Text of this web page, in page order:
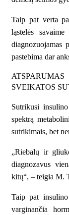
Taip pat verta
ląstelės
diagnozuojamas
pastebima dar
SVEIKATOS
Sutrikusi
spektrą
sutrikimais, bet
„Riebalų ir
diagnozavus
kitų“, – teigia M.
Taip pat
varginančia